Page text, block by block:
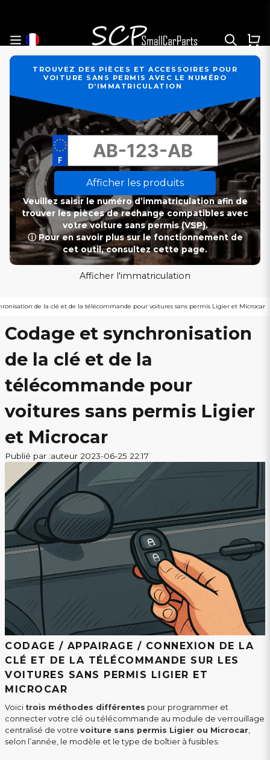
TROUVEZ DES PIÈCES ET ACCESSOIRES POUR
VOITURE SANS PERMIS AVEC LE NUMÉRO
D’IMMATRICULATION
Afficher les produits
Veuillez saisir le numéro d’immatriculation afin de
trouver les pièces de rechange compatibles avec
votre voiture sans permis (VSP).
ⓘ Pour en savoir plus sur le fonctionnement de
cet outil, consultez cette page.
Afficher l'immatriculation
de la clé et de la télécommande pour voitures sans permis Ligier et Microcar
Codage et synchronisation
de la clé et de la
télécommande pour
voitures sans permis Ligier
et Microcar
Publié par :auteur 2023-06-25 22:17
CODAGE / APPAIRAGE / CONNEXION DE LA
CLÉ ET DE LA TÉLÉCOMMANDE SUR LES
VOITURES SANS PERMIS LIGIER ET
MICROCAR
Voici trois méthodes différentes pour programmer et
connecter votre clé ou télécommande au module de verrouillage
centralisé de votre voiture sans permis Ligier ou Microcar,
selon l’année, le modèle et le type de boîtier à fusibles.